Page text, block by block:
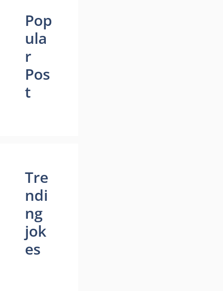
Pop
ula
r
Pos
t
Tre
ndi
ng
jok
es